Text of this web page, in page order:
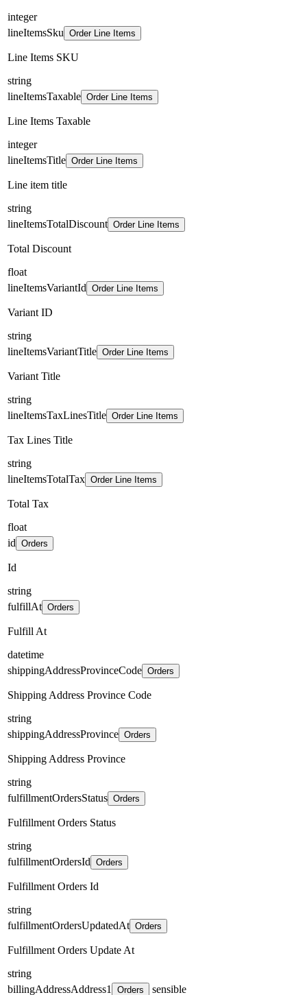
integer
lineItemsSku Order Line Items
Line Items SKU
string
lineItemsTaxable Order Line Items
Line Items Taxable
integer
lineItemsTitle Order Line Items
Line item title
string
lineItemsTotalDiscount Order Line Items
Total Discount
float
lineItemsVariantId Order Line Items
Variant ID
string
lineItemsVariantTitle Order Line Items
Variant Title
string
lineItemsTaxLinesTitle Order Line Items
Tax Lines Title
string
lineItemsTotalTax Order Line Items
Total Tax
float
id Orders
Id
string
fulfillAt Orders
Fulfill At
datetime
shippingAddressProvinceCode Orders
Shipping Address Province Code
string
shippingAddressProvince Orders
Shipping Address Province
string
fulfillmentOrdersStatus Orders
Fulfillment Orders Status
string
fulfillmentOrdersId Orders
Fulfillment Orders Id
string
fulfillmentOrdersUpdatedAt Orders
Fulfillment Orders Update At
string
billingAddressAddress1
Orders sensible